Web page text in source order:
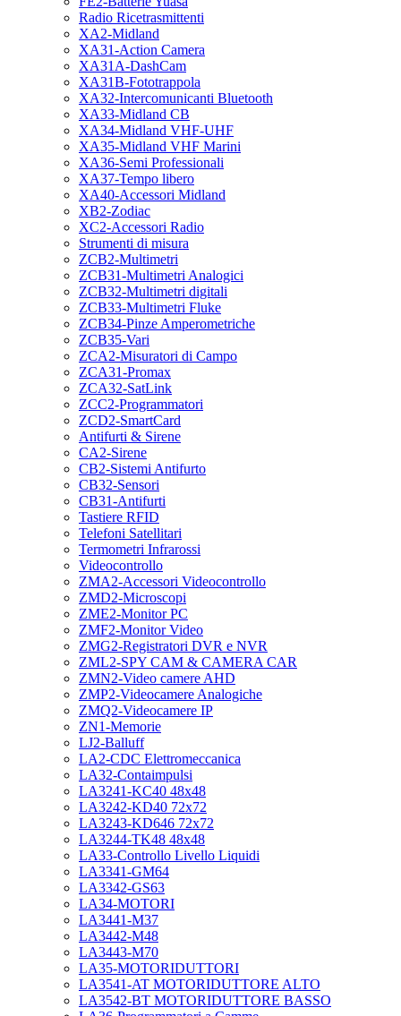
Radio Ricetrasmittenti
XA2-Midland
XA31-Action Camera
XA31A-DashCam
XA31B-Fototrappola
XA32-Intercomunicanti Bluetooth
XA33-Midland CB
XA34-Midland VHF-UHF
XA35-Midland VHF Marini
XA36-Semi Professionali
XA37-Tempo libero
XA40-Accessori Midland
XB2-Zodiac
XC2-Accessori Radio
Strumenti di misura
ZCB2-Multimetri
ZCB31-Multimetri Analogici
ZCB32-Multimetri digitali
ZCB33-Multimetri Fluke
ZCB34-Pinze Amperometriche
ZCB35-Vari
ZCA2-Misuratori di Campo
ZCA31-Promax
ZCA32-SatLink
ZCC2-Programmatori
ZCD2-SmartCard
Antifurti & Sirene
CA2-Sirene
CB2-Sistemi Antifurto
CB32-Sensori
CB31-Antifurti
Tastiere RFID
Telefoni Satellitari
Termometri Infrarossi
Videocontrollo
ZMA2-Accessori Videocontrollo
ZMD2-Microscopi
ZME2-Monitor PC
ZMF2-Monitor Video
ZMG2-Registratori DVR e NVR
ZML2-SPY CAM & CAMERA CAR
ZMN2-Video camere AHD
ZMP2-Videocamere Analogiche
ZMQ2-Videocamere IP
ZN1-Memorie
LJ2-Balluff
LA2-CDC Elettromeccanica
LA32-Contaimpulsi
LA3241-KC40 48x48
LA3242-KD40 72x72
LA3243-KD646 72x72
LA3244-TK48 48x48
LA33-Controllo Livello Liquidi
LA3341-GM64
LA3342-GS63
LA34-MOTORI
LA3441-M37
LA3442-M48
LA3443-M70
LA35-MOTORIDUTTORI
LA3541-AT MOTORIDUTTORE ALTO
LA3542-BT MOTORIDUTTORE BASSO